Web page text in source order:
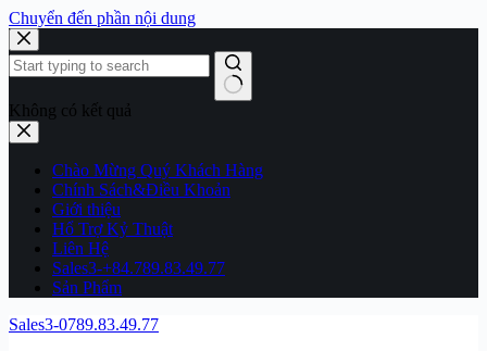
Chuyển đến phần nội dung
Không có kết quả
Chào Mừng Quý Khách Hàng
Chính Sách&Điều Khoản
Giới thiệu
Hổ Trợ Kỷ Thuật
Liên Hệ
Sales3-+84.789.83.49.77
Sản Phẩm
Sales3-0789.83.49.77